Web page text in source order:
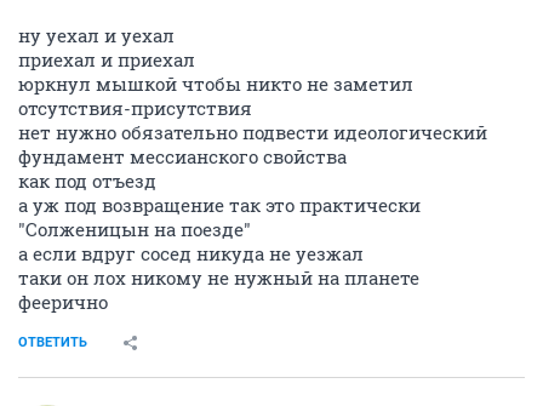
ну уехал и уехал
приехал и приехал
юркнул мышкой чтобы никто не заметил
отсутствия-присутствия
нет нужно обязательно подвести идеологический
фундамент мессианского свойства
как под отъезд
а уж под возвращение так это практически
"Солженицын на поезде"
а если вдруг сосед никуда не уезжал
таки он лох никому не нужный на планете
феерично
ОТВЕТИТЬ